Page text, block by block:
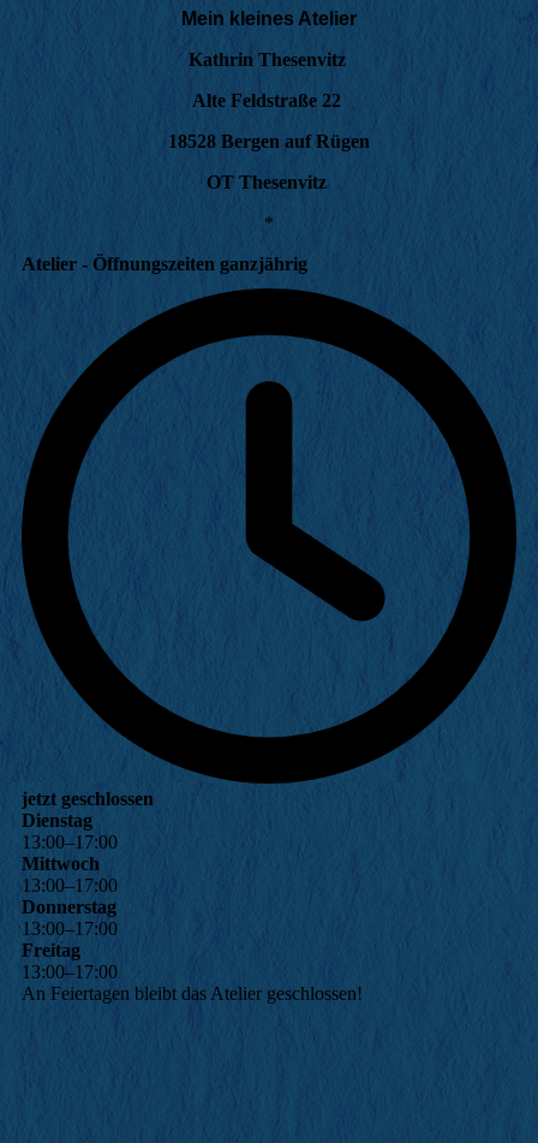
Mein kleines Atelier
Kathrin Thesenvitz
Alte Feldstraße 22
18528 Bergen auf Rügen
OT Thesenvitz
*
Atelier - Öffnungszeiten ganzjährig
jetzt geschlossen
Dienstag
13:00–17:00
Mittwoch
13:00–17:00
Donnerstag
13:00–17:00
Freitag
13:00–17:00
An Feiertagen bleibt das Atelier geschlossen!